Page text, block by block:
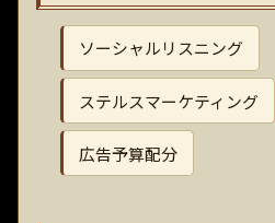
ソーシャルリスニング
ステルスマーケティング
広告予算配分